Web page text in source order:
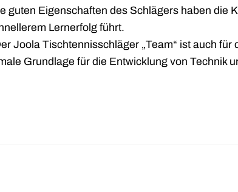
guten Eigenschaften des Schlägers haben die
Lernerfolg führt.
Joola Tischtennisschläger „Team“ ist auch
Grundlage für die Entwicklung von Technik